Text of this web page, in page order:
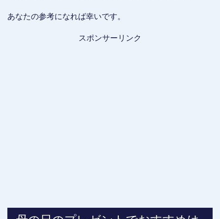
あなたの参考になれば幸いです。
スポンサーリンク